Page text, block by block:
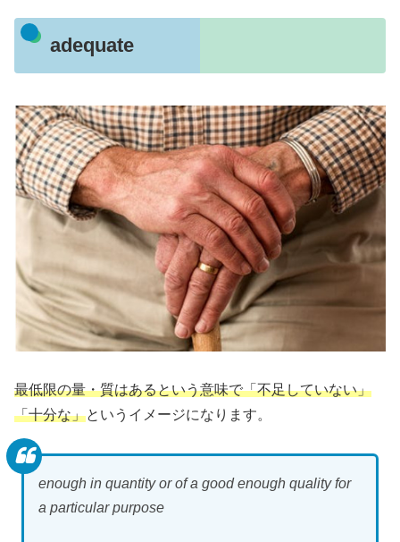
adequate
最低限の量・質はあるという意味で「不足していない」
「十分な」というイメージになります。
enough in quantity or of a good enough quality for
a particular purpose